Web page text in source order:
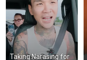
Taking Narasing for